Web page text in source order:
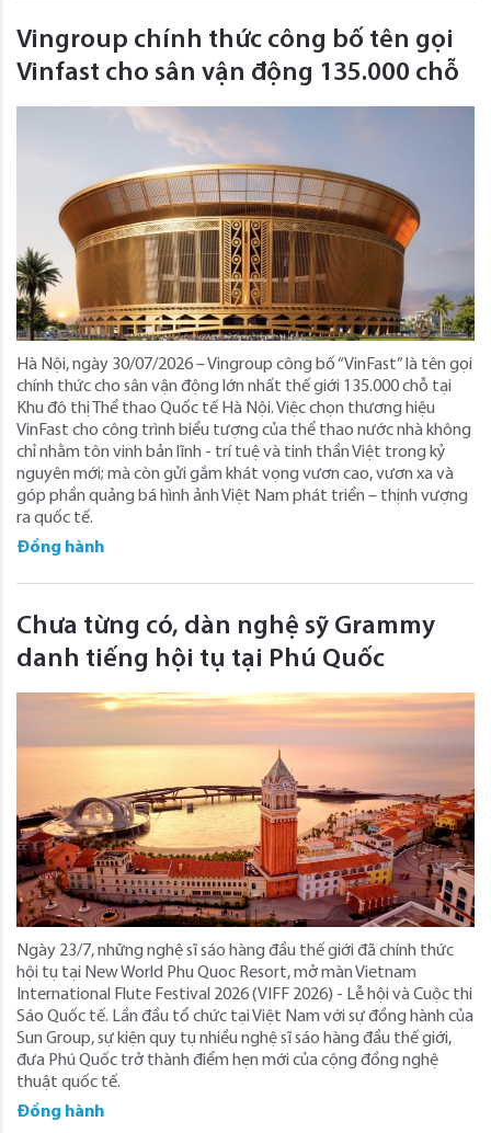
Vingroup chính thức công bố tên gọi
Vinfast cho sân vận động 135.000 chỗ
Hà Nội, ngày 30/07/2026 – Vingroup công bố “VinFast” là tên gọi
chính thức cho sân vận động lớn nhất thế giới 135.000 chỗ tại
Khu đô thị Thể thao Quốc tế Hà Nội. Việc chọn thương hiệu
VinFast cho công trình biểu tượng của thể thao nước nhà không
chỉ nhằm tôn vinh bản lĩnh - trí tuệ và tinh thần Việt trong kỷ
nguyên mới; mà còn gửi gắm khát vọng vươn cao, vươn xa và
góp phần quảng bá hình ảnh Việt Nam phát triển – thịnh vượng
ra quốc tế.
Đồng hành
Chưa từng có, dàn nghệ sỹ Grammy
danh tiếng hội tụ tại Phú Quốc
Ngày 23/7, những nghệ sĩ sáo hàng đầu thế giới đã chính thức
hội tụ tại New World Phu Quoc Resort, mở màn Vietnam
International Flute Festival 2026 (VIFF 2026) - Lễ hội và Cuộc thi
Sáo Quốc tế. Lần đầu tổ chức tại Việt Nam với sự đồng hành của
Sun Group, sự kiện quy tụ nhiều nghệ sĩ sáo hàng đầu thế giới,
đưa Phú Quốc trở thành điểm hẹn mới của cộng đồng nghệ
thuật quốc tế.
Đồng hành